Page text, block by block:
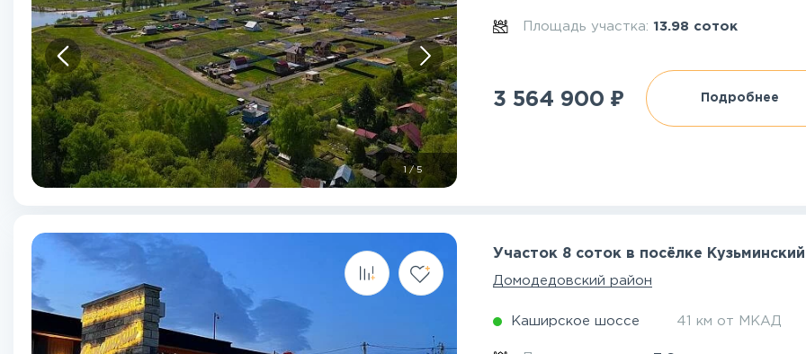
/5
Площадь участка:13.98 соток
3 564 900 ₽ Подробнее
Участок 8 соток в посёлке Кузьминский
Домодедовский район
Каширское шоссе 41 км от МКАД